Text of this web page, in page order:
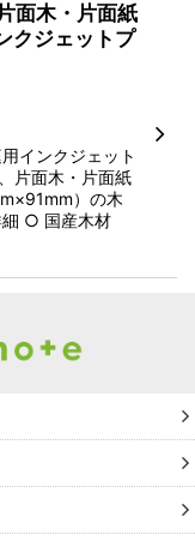
面木・片面紙
クジェットプ
インクジェット
片面木・片面紙
）の木
細 ○ 国産木材